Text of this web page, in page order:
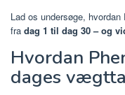
Lad os undersøge,
fra dag 1 til dag 30 – og
Hvordan
dages